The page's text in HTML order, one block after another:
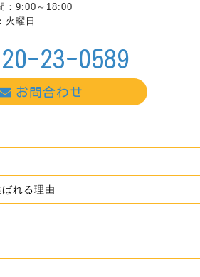
：9:00～18:00
火曜日
23-0589
お問合わせ
れる理由